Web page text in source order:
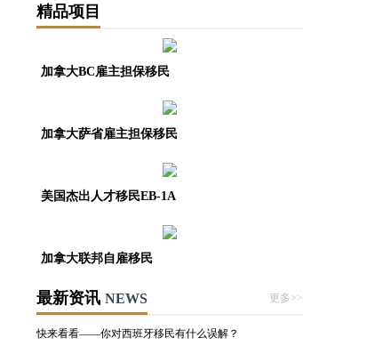
精品项目
加拿大BC雇主担保移民
加拿大萨省雇主担保移民
美国杰出人才移民EB-1A
加拿大联邦自雇移民
最新资讯 NEWS 更多>>
快来看看——你对西班牙移民有什么误解？